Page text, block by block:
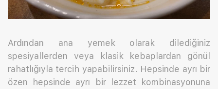
Ardından ana yemek olarak dilediğiniz
spesiyallerden veya klasik kebaplardan gönül
rahatlığıyla tercih yapabilirsiniz. Hepsinde ayrı bir
özen hepsinde ayrı bir lezzet kombinasyonuna